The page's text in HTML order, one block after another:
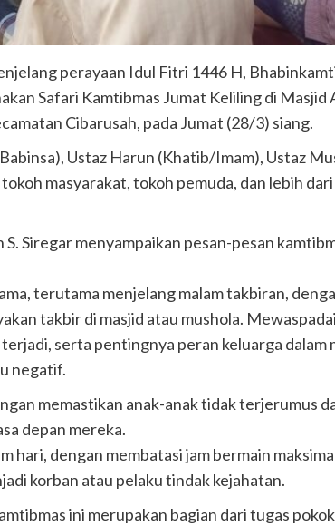
perayaan Idul Fitri 1446 H,
Safari Kamtibmas Jumat Keliling di Masjid
Cibarusah, pada Jumat (28/3) siang.
Ustaz Harun (Khatib/Imam), Ustaz
masyarakat, tokoh pemuda, dan lebih
Siregar menyampaikan pesan-pesan
terutama menjelang malam takbiran,
takbir di masjid atau mushola.
serta pentingnya peran keluarga dalam
negatif.
memastikan anak-anak tidak terjerumus
depan mereka.
hari, dengan membatasi jam bermain
korban atau pelaku tindak kejahatan.
ini merupakan bagian dari tugas